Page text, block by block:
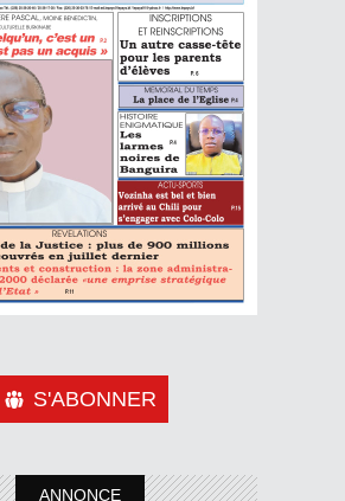
S'ABONNER
ANNONCE